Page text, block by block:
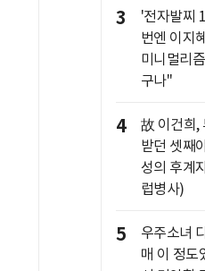
3
'전자발찌
번엔 이지
미니멀리
구나"
4
故 이건희,
받던 셋째
성의 후계
럽병사)
5
우주소녀
매 이 정